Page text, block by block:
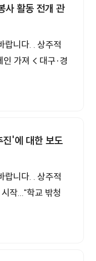
체험학습 운영 <
데일리한국 (ha
사 활동 전개 관
랍니다. . 상주적
가져 < 대구·경
스타트업 사업
상주시,
시 - 경상매일
저출생 대응 출
(nspna.com) 상
기사본문 - 대경
진'에 대한 보도
랍니다. . 상주적
작..."학교 밖청
타트업 시